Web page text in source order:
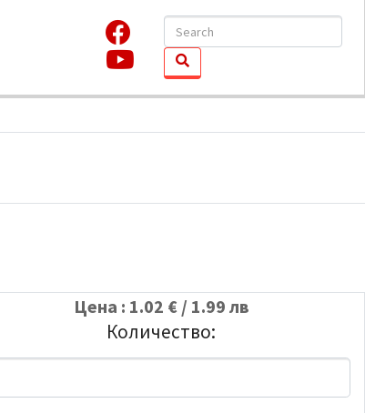
Цена : 1.02 € / 1.99 лв
Количество: